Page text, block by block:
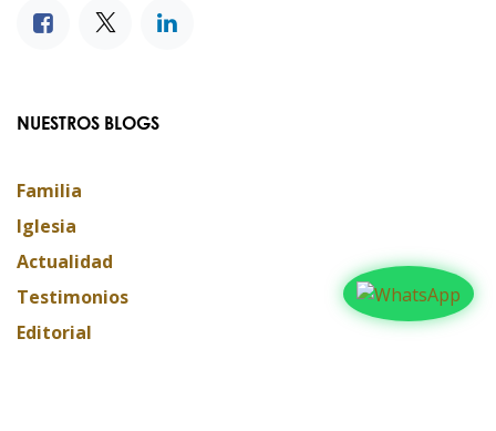
NUESTROS BLOGS
Familia
Iglesia
Actualidad
Testimonios
Editorial